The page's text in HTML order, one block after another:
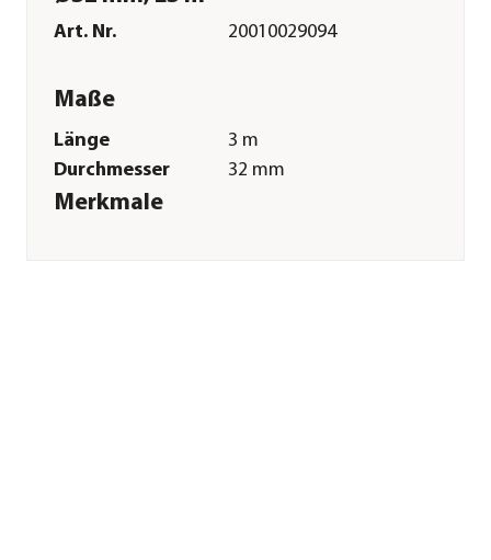
Art. Nr. 20010029094
Maße
Länge
3 m
Durchmesser
32 mm
Merkmale